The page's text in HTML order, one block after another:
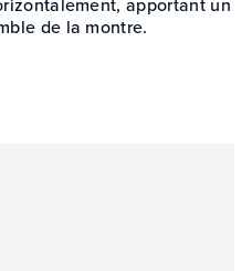
de la montre.